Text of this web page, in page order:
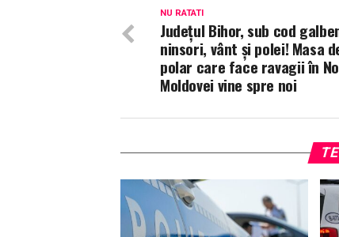
NU RATATI
Județul Bihor, sub cod
ninsori, vânt și polei! Masa
polar care face ravagii în
Moldovei vine spre noi